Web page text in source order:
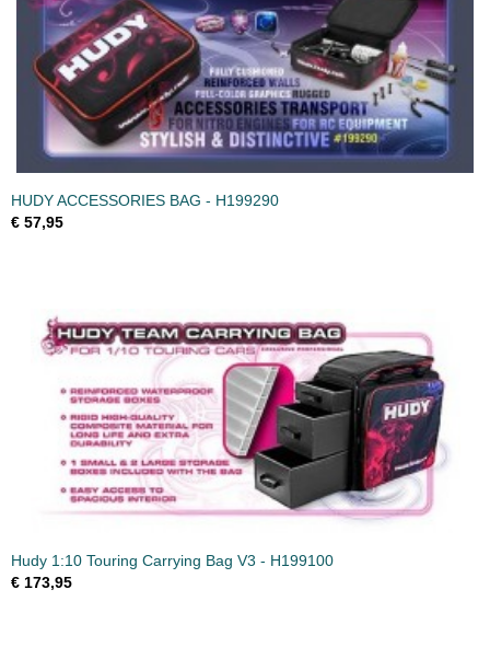
HUDY ACCESSORIES BAG - H199290
€ 57,95
Hudy 1:10 Touring Carrying Bag V3 - H199100
€ 173,95